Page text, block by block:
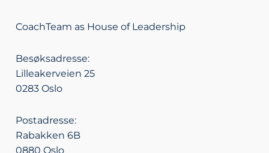
k
d
i
n
e
o
p
e
t
CoachTeam as House of Leadership
Besøksadresse:
Lilleakerveien 25
0283 Oslo
Postadresse:
Rabakken 6B
0880 Oslo